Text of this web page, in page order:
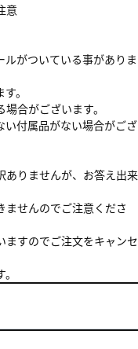
意
ルがついている事がありま
。
合がございます。
い付属品がない場合がござ
ありませんが、お答え出来
ませんのでご注意くださ
ますのでご注文をキャンセ